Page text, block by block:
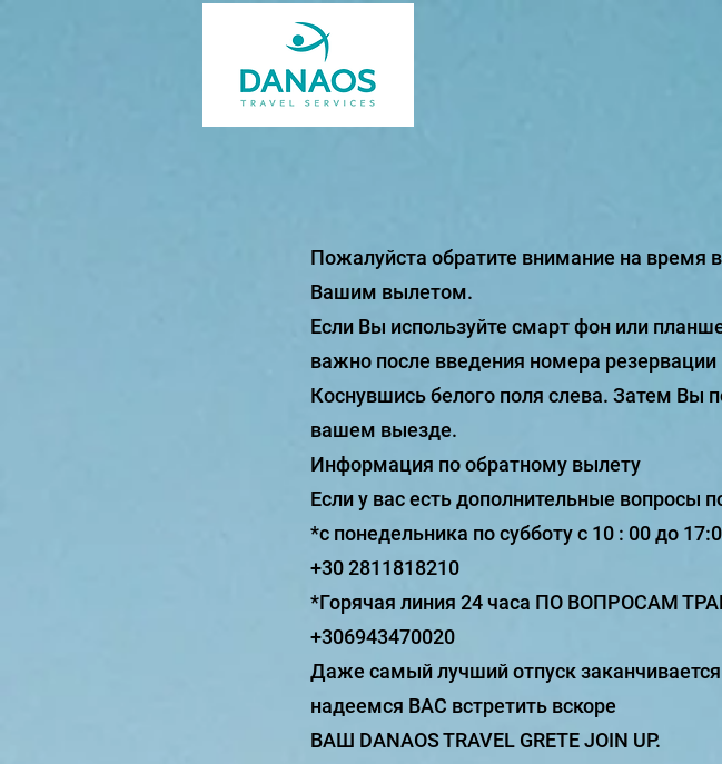
Пожалуйста обратите внимание на время
Вашим вылетом.
Если Вы используйте смарт фон или
важно после введения номера
Коснувшись белого поля слева. Затем
вашем выезде.
Информация по обратному вылету
Если у вас есть дополнительные вопросы
*с понедельника по субботу с 10 : 00 до
+30 2811818210
*Горячая линия 24 часа ПО ВОПРОСАМ
+306943470020
Даже самый лучший отпуск
надеемся ВАС встретить вскоре
ВАШ DANAOS TRAVEL GRETE JOIN UP.